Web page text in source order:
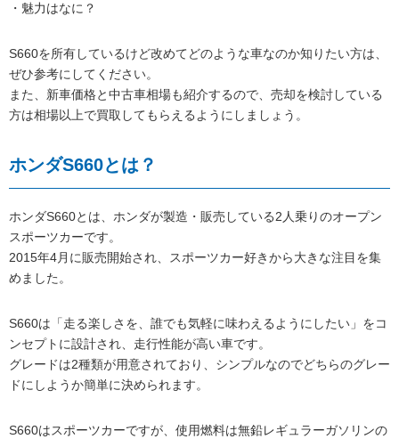
・魅力はなに？
S660を所有しているけど改めてどのような車なのか知りたい方は、
ぜひ参考にしてください。
また、新車価格と中古車相場も紹介するので、売却を検討している
方は相場以上で買取してもらえるようにしましょう。
ホンダS660とは？
ホンダS660とは、ホンダが製造・販売している2人乗りのオープン
スポーツカーです。
2015年4月に販売開始され、スポーツカー好きから大きな注目を集
めました。
S660は「走る楽しさを、誰でも気軽に味わえるようにしたい」をコ
ンセプトに設計され、走行性能が高い車です。
グレードは2種類が用意されており、シンプルなのでどちらのグレー
ドにしようか簡単に決められます。
S660はスポーツカーですが、使用燃料は無鉛レギュラーガソリンの